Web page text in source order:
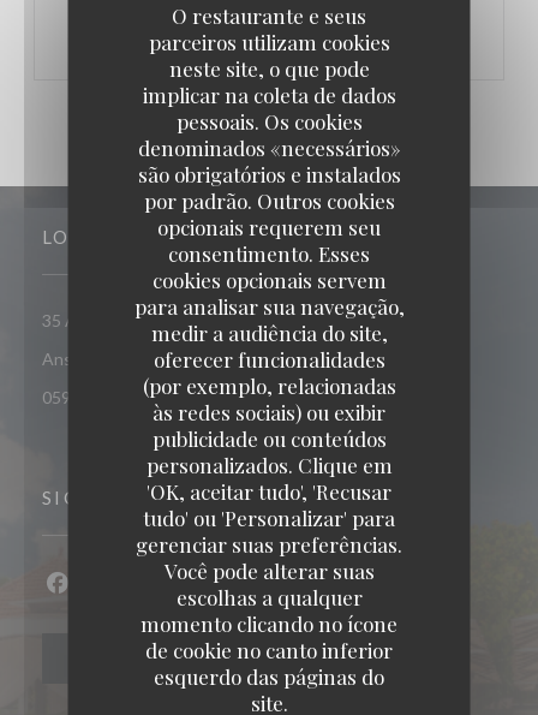
O restaurante e seus
parceiros utilizam cookies
neste site, o que pode
implicar na coleta de dados
pessoais. Os cookies
denominados «necessários»
são obrigatórios e instalados
por padrão. Outros cookies
opcionais requerem seu
consentimento. Esses
cookies opcionais servem
para analisar sua navegação,
medir a audiência do site,
oferecer funcionalidades
(por exemplo, relacionadas
às redes sociais) ou exibir
publicidade ou conteúdos
personalizados. Clique em
'OK, aceitar tudo', 'Recusar
tudo' ou 'Personalizar' para
gerenciar suas preferências.
Você pode alterar suas
escolhas a qualquer
momento clicando no ícone
de cookie no canto inferior
esquerdo das páginas do
site.
LOCAL
35 Allée des Raisiniers, Quartier Grande Anse 97217 Les
Anses D'Arlet
((abre numa nova janela))
0596 68 62 44
SIGA-NOS
Facebook ((abre numa nova janela))
Instagram ((abre numa nova janela))
NEWSLETTER